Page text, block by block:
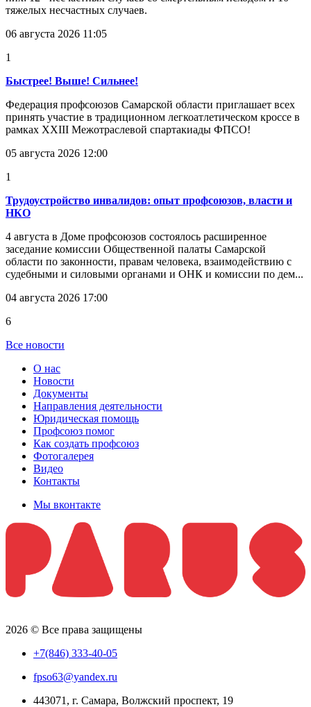
тяжелых несчастных случаев.
06 августа 2026 11:05
1
Быстрее! Выше! Сильнее!
Федерация профсоюзов Самарской области приглашает всех
принять участие в традиционном легкоатлетическом кроссе в
рамках XXIII Межотраслевой спартакиады ФПСО!
05 августа 2026 12:00
1
Трудоустройство инвалидов: опыт профсоюзов, власти и
НКО
4 августа в Доме профсоюзов состоялось расширенное
заседание комиссии Общественной палаты Самарской
области по законности, правам человека, взаимодействию с
судебными и силовыми органами и ОНК и комиссии по дем...
04 августа 2026 17:00
6
Все новости
О нас
Новости
Документы
Направления деятельности
Юридическая помощь
Профсоюз помог
Как создать профсоюз
Фотогалерея
Видео
Контакты
Мы вконтакте
2026 © Все права защищены
+7(846) 333-40-05
fpso63@yandex.ru
443071, г. Самара, Волжский проспект, 19